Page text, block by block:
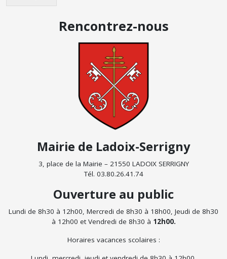
Rencontrez-nous
Mairie de Ladoix-Serrigny
3, place de la Mairie – 21550 LADOIX SERRIGNY
Tél. 03.80.26.41.74
Ouverture au public
Lundi de 8h30 à 12h00, Mercredi de 8h30 à 18h00, Jeudi de 8h30
à 12h00 et Vendredi de 8h30 à 12h00.
Horaires vacances scolaires :